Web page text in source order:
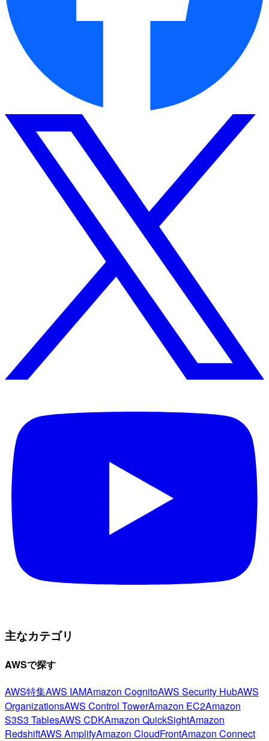
主なカテゴリ
AWSで探す
AWS特集AWS IAMAmazon CognitoAWS Security HubAWS
OrganizationsAWS Control TowerAmazon EC2Amazon
S3S3 TablesAWS CDKAmazon QuickSightAmazon
RedshiftAWS AmplifyAmazon CloudFrontAmazon Connect